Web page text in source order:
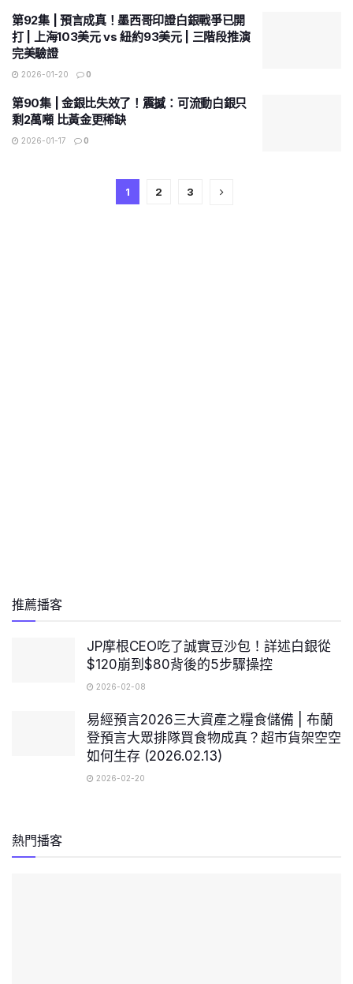
第92集 | 預言成真！墨西哥印證白銀戰爭已開
打 | 上海103美元 vs 紐約93美元 | 三階段推演
完美驗證
2026-01-20 0
第90集 | 金銀比失效了！震撼：可流動白銀只
剩2萬噸 比黃金更稀缺
2026-01-17 0
1 2 3
推薦播客
JP摩根CEO吃了誠實豆沙包！詳述白銀從
$120崩到$80背後的5步驟操控
2026-02-08
易經預言2026三大資產之糧食儲備 | 布蘭
登預言大眾排隊買食物成真？超市貨架空空
如何生存 (2026.02.13)
2026-02-20
熱門播客